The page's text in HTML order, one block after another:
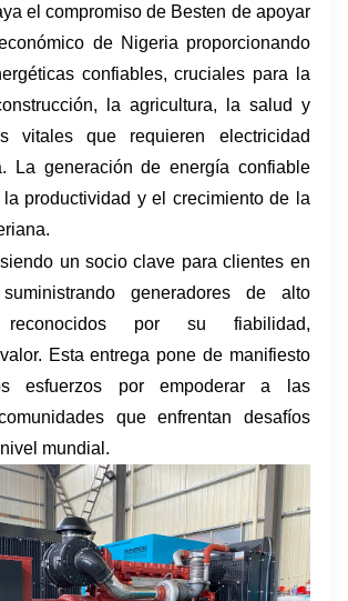
el compromiso de Besten de apoyar
de Nigeria proporcionando
confiables, cruciales para la
la agricultura, la salud y
vitales que requieren electricidad
La generación de energía confiable
productividad y el crecimiento de la
un socio clave para clientes en
generadores de alto
reconocidos por su fiabilidad,
Esta entrega pone de manifiesto
esfuerzos por empoderar a las
que enfrentan desafíos
mundial.